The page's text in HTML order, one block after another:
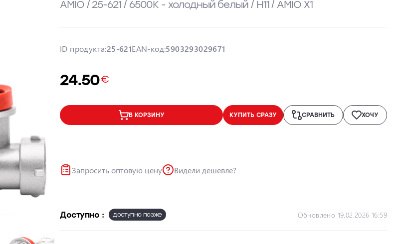
AMIO / 25-621 / 6500K - холодный белый / H11 / AMIO X1
ID продукта:25-621EAN-код:5903293029671
24.50€
В КОРЗИНУ КУПИТЬ СРАЗУ СРАВНИТЬ ХОЧУ
Запросить оптовую цену Видели дешевле?
Доступно : доступно позже Обновлено 19.02.2026 16:59